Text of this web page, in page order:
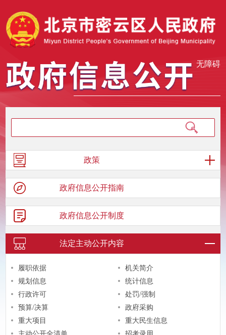
无障碍
政策
政府信息公开指南
政府信息公开制度
法定主动公开内容
履职依据
机关简介
规划信息
统计信息
行政许可
处罚/强制
预算/决算
政府采购
重大项目
重大民生信息